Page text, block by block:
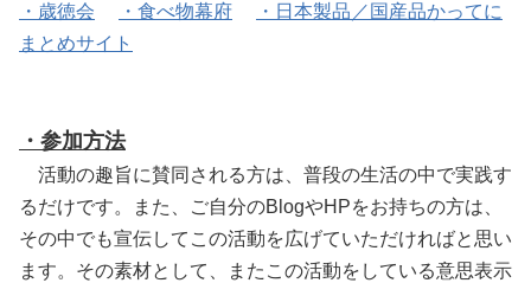
・歳徳会
・食べ物幕府
・日本製品／国産品かってに
まとめサイト
・参加方法
活動の趣旨に賛同される方は、普段の生活の中で実践す
るだけです。また、ご自分のBlogやHPをお持ちの方は、
その中でも宣伝してこの活動を広げていただければと思い
ます。その素材として、またこの活動をしている意思表示